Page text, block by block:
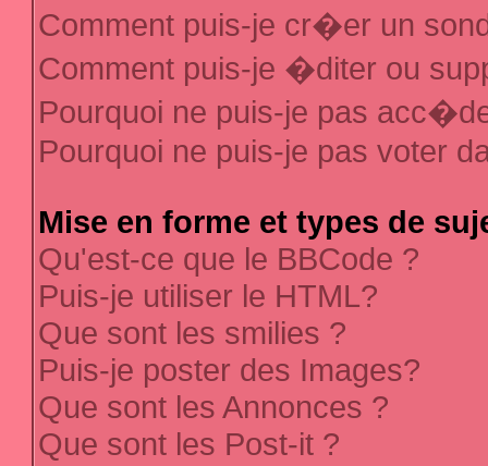
Comment puis-je cr�er un
Comment puis-je �diter ou
Pourquoi ne puis-je pas
Pourquoi ne puis-je pas voter
Mise en forme et types de
Qu'est-ce que le BBCode ?
Puis-je utiliser le HTML?
Que sont les smilies ?
Puis-je poster des Images?
Que sont les Annonces ?
Que sont les Post-it ?